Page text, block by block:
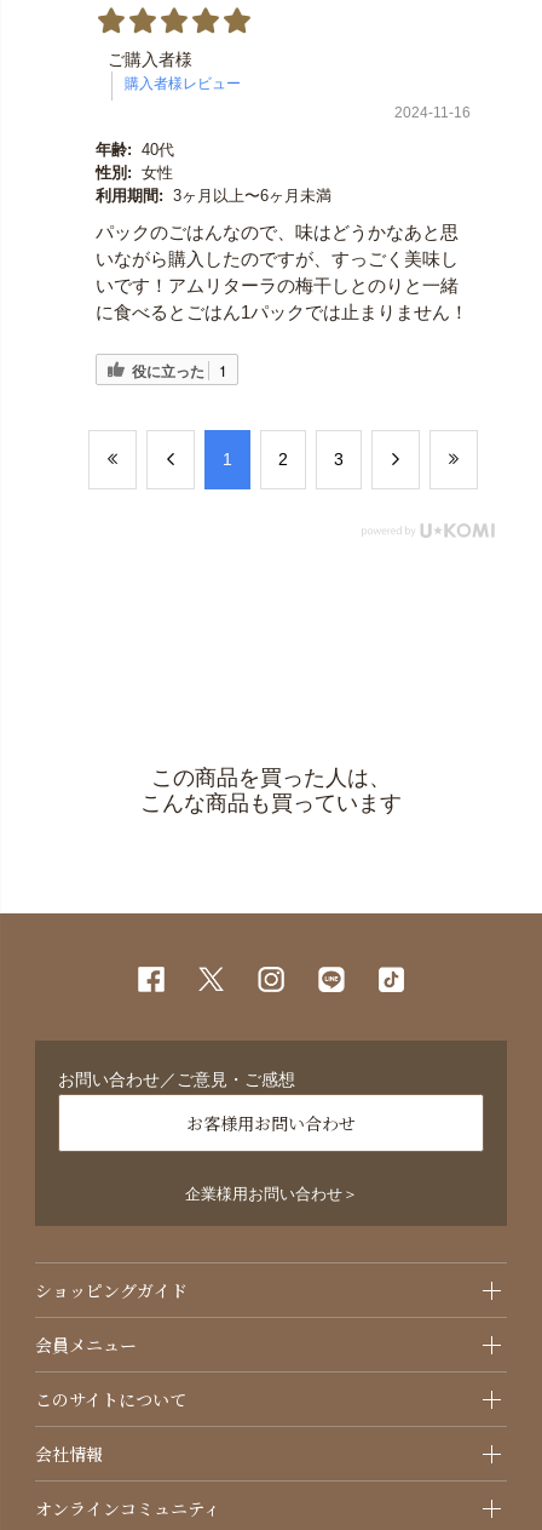
ご購入者様
2024-11-16
年齢: 40代
性別: 女性
利用期間: 3ヶ月以上〜6ヶ月未満
パックのごはんなので、味はどうかなあと思
いながら購入したのですが、すっごく美味し
いです！アムリターラの梅干しとのりと一緒
に食べるとごはん1パックでは止まりません！
役に立った 1
​1 ​2 ​3
この商品を買った人は、
こんな商品も買っています
お問い合わせ／ご意見・ご感想
お客様用お問い合わせ
企業様用お問い合わせ＞
ショッピングガイド
会員メニュー
このサイトについて
会社情報
オンラインコミュニティ